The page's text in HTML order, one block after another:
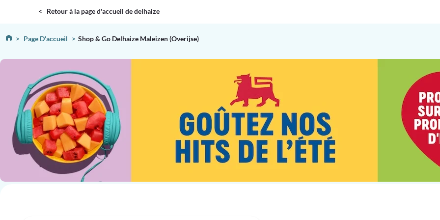
< Retour à la page d'accueil de delhaize
Page D'accueil Shop & Go Delhaize Maleizen (Overijse)